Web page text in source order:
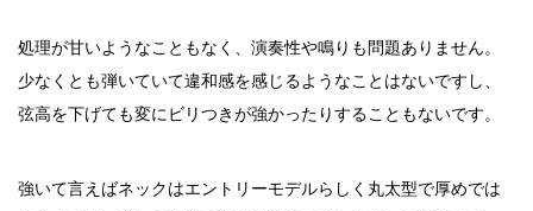
処理が甘いようなこともなく、演奏性や鳴りも問題ありません。
少なくとも弾いていて違和感を感じるようなことはないですし、
弦高を下げても変にビリつきが強かったりすることもないです。
強いて言えばネックはエントリーモデルらしく丸太型で厚めでは